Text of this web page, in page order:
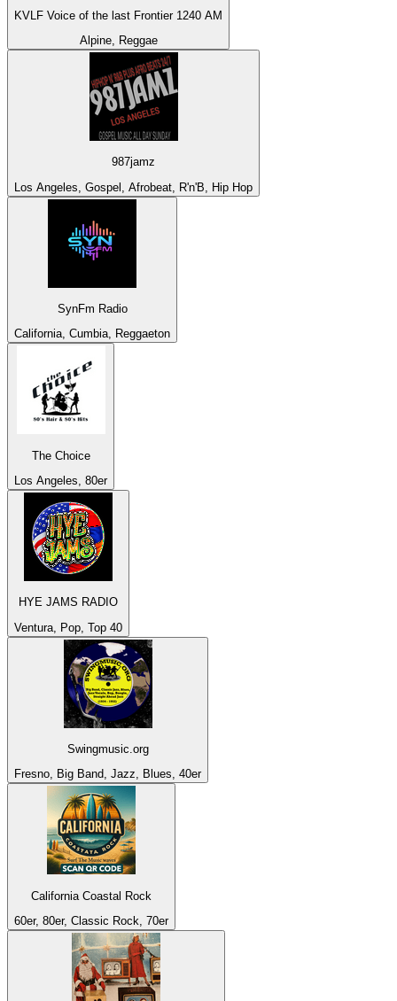
KVLF Voice of the last Frontier 1240 AM
Alpine, Reggae
987jamz
Los Angeles, Gospel, Afrobeat, R'n'B, Hip Hop
SynFm Radio
California, Cumbia, Reggaeton
The Choice
Los Angeles, 80er
HYE JAMS RADIO
Ventura, Pop, Top 40
Swingmusic.org
Fresno, Big Band, Jazz, Blues, 40er
California Coastal Rock
60er, 80er, Classic Rock, 70er